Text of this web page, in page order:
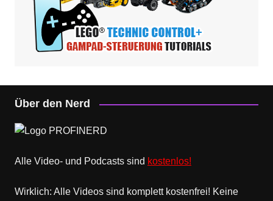
Über den Nerd
Alle Video- und Podcasts sind kostenlos!
Wirklich: Alle Videos sind komplett kostenfrei! Keine